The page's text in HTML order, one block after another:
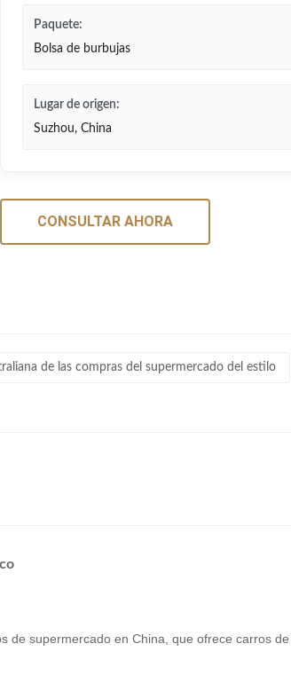
Paquete:
Bolsa de burbujas
Lugar de origen:
Suzhou, China
CONSULTAR AHORA
de las compras del supermercado del estilo
supermercado en China, que ofrece carros